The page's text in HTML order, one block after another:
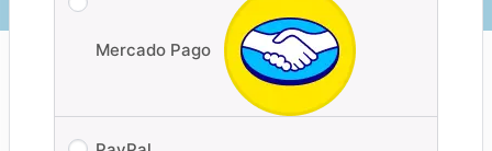
Mercado Pago